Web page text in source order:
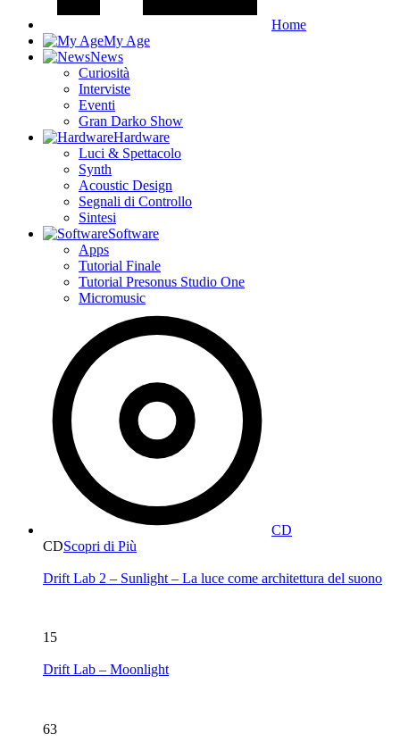
Home
My Age
News
Curiosità
Interviste
Eventi
Gran Darko Show
Hardware
Luci & Spettacolo
Synth
Acoustic Design
Segnali di Controllo
Sintesi
Software
Apps
Tutorial Finale
Tutorial Presonus Studio One
Micromusic
CD
CDScopri di Più
Drift Lab 2 – Sunlight – La luce come architettura del suono
15
Drift Lab – Moonlight
63